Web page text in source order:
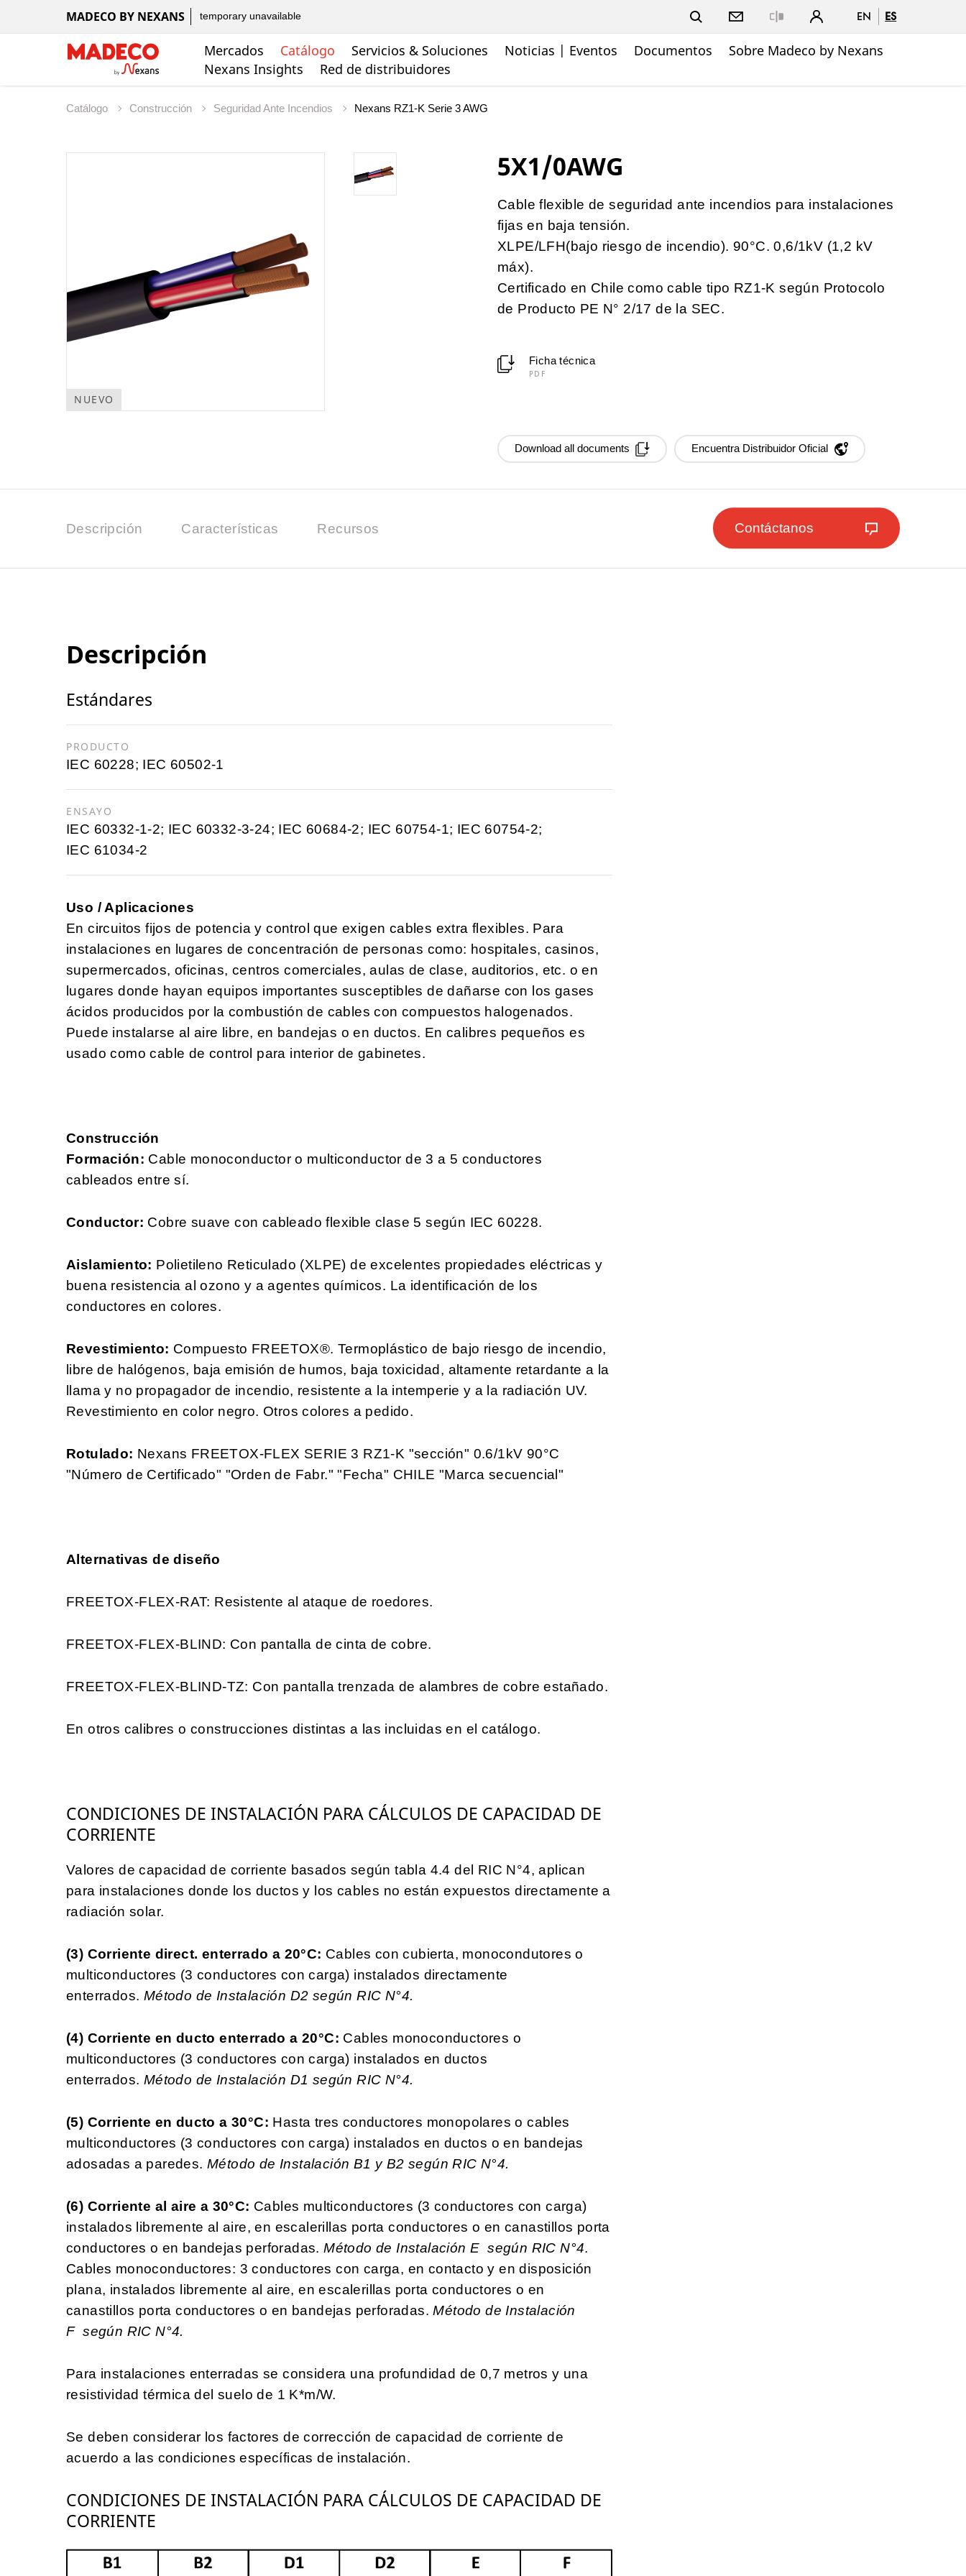
MADECO BY NEXANS temporary unavailable EN ES
Mercados Catálogo Servicios & Soluciones Noticias | Eventos Documentos
Sobre Madeco by Nexans
Nexans Insights
Red de distribuidores
Catálogo Construcción Seguridad Ante Incendios Nexans RZ1-K Serie 3 AWG
NUEVO
5X1/0AWG
Cable flexible de seguridad ante incendios para instalaciones
fijas en baja tensión.
XLPE/LFH(bajo riesgo de incendio). 90°C. 0,6/1kV (1,2 kV
máx).
Certificado en Chile como cable tipo RZ1-K según Protocolo
de Producto PE N° 2/17 de la SEC.
Ficha técnica
PDF
Download all documents Encuentra Distribuidor Oficial
Descripción Características Recursos Contáctanos
Descripción
Estándares
PRODUCTO
IEC 60228; IEC 60502-1
ENSAYO
IEC 60332-1-2; IEC 60332-3-24; IEC 60684-2; IEC 60754-1; IEC 60754-2;
IEC 61034-2
Uso / Aplicaciones
En circuitos fijos de potencia y control que exigen cables extra flexibles. Para
instalaciones en lugares de concentración de personas como: hospitales, casinos,
supermercados, oficinas, centros comerciales, aulas de clase, auditorios, etc. o en
lugares donde hayan equipos importantes susceptibles de dañarse con los gases
ácidos producidos por la combustión de cables con compuestos halogenados.
Puede instalarse al aire libre, en bandejas o en ductos. En calibres pequeños es
usado como cable de control para interior de gabinetes.
Construcción
Formación: Cable monoconductor o multiconductor de 3 a 5 conductores
cableados entre sí.
Conductor: Cobre suave con cableado flexible clase 5 según IEC 60228.
Aislamiento: Polietileno Reticulado (XLPE) de excelentes propiedades eléctricas y
buena resistencia al ozono y a agentes químicos. La identificación de los
conductores en colores.
Revestimiento: Compuesto FREETOX®. Termoplástico de bajo riesgo de incendio,
libre de halógenos, baja emisión de humos, baja toxicidad, altamente retardante a la
llama y no propagador de incendio, resistente a la intemperie y a la radiación UV.
Revestimiento en color negro. Otros colores a pedido.
Rotulado: Nexans FREETOX-FLEX SERIE 3 RZ1-K "sección" 0.6/1kV 90°C
"Número de Certificado" "Orden de Fabr." "Fecha" CHILE "Marca secuencial"
Alternativas de diseño
FREETOX-FLEX-RAT: Resistente al ataque de roedores.
FREETOX-FLEX-BLIND: Con pantalla de cinta de cobre.
FREETOX-FLEX-BLIND-TZ: Con pantalla trenzada de alambres de cobre estañado.
En otros calibres o construcciones distintas a las incluidas en el catálogo.
CONDICIONES DE INSTALACIÓN PARA CÁLCULOS DE CAPACIDAD DE
CORRIENTE
Valores de capacidad de corriente basados según tabla 4.4 del RIC N°4, aplican
para instalaciones donde los ductos y los cables no están expuestos directamente a
radiación solar.
(3) Corriente direct. enterrado a 20°C: Cables con cubierta, monocondutores o
multiconductores (3 conductores con carga) instalados directamente
enterrados. Método de Instalación D2 segúnRIC N°4.
(4) Corriente en ducto enterrado a 20°C: Cables monoconductores o
multiconductores (3 conductores con carga) instalados en ductos
enterrados. Método de Instalación D1 segúnRIC N°4.
(5) Corriente en ducto a 30°C: Hasta tres conductores monopolares o cables
multiconductores (3 conductores con carga) instalados en ductos o en bandejas
adosadas a paredes. Método de Instalación B1 y B2 segúnRIC N°4.
(6) Corriente al aire a 30°C: Cables multiconductores (3 conductores con carga)
instalados libremente al aire, en escalerillas porta conductores o en canastillos porta
conductores o en bandejas perforadas.Método de Instalación Esegún RIC N°4.
Cables monoconductores: 3 conductores con carga, en contacto y en disposición
plana, instalados libremente al aire, en escalerillas porta conductores o en
canastillos porta conductores o en bandejas perforadas.Método de Instalación
Fsegún RIC N°4.
Para instalaciones enterradas se considera una profundidad de 0,7 metros y una
resistividad térmica del suelo de 1 K*m/W.
Se deben considerar los factores de corrección de capacidad de corriente de
acuerdo a las condiciones específicas de instalación.
CONDICIONES DE INSTALACIÓN PARA CÁLCULOS DE CAPACIDAD DE
CORRIENTE